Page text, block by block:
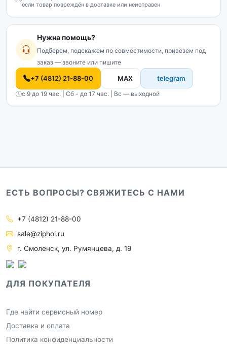
если товар повреждён в доставке или неисправен
Нужна помощь?
Подберем, подскажем по совместимости, привезем под
заказ — звоните или пишите
+7 (4812) 21-88-00 MAX telegram
с 9 до 19 час. | Сб - до 17 час. | Вс — выходной
ЕСТЬ ВОПРОСЫ? СВЯЖИТЕСЬ С НАМИ
+7 (4812) 21-88-00
sale@ziphol.ru
г. Смоленск, ул. Румянцева, д. 19
ДЛЯ ПОКУПАТЕЛЯ
Где найти сервисный номер
Доставка и оплата
Политика конфиденциальности